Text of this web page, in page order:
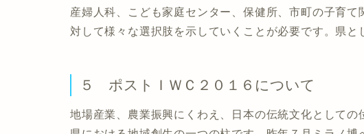
産婦人科、こども家庭センター、保健所、市町の子育
対して様々な選択肢を示していくことが必要です。県と
５ ポストＩＷＣ２０１６について
地場産業、農業振興にくわえ、日本の伝統文化として